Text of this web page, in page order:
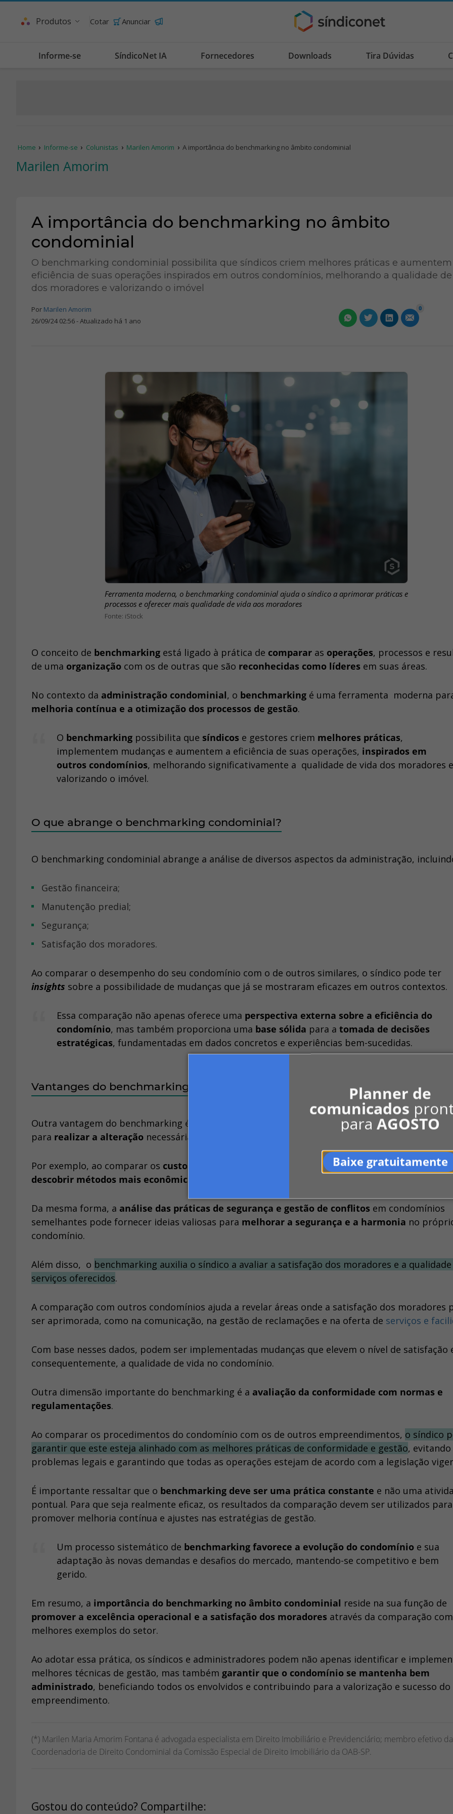
Planner de
comunicados
paraAGOSTO
Baixe gratuitamente
Produtos Cotar Anunciar
Informe-se SíndicoNet IA Fornecedores Downloads Tira Dúvidas
Home Informe-se Colunistas Marilen Amorim A importância do benchmarking no âmbito condominial
Marilen Amorim
A importância do benchmarking no âmbito
condominial
O benchmarking condominial possibilita que síndicos criem melhores práticas e aumentem
eficiência de suas operações inspirados em outros condomínios, melhorando a qualidade
dos moradores e valorizando o imóvel
Por Marilen Amorim
26/09/24 02:56 - Atualizado há 1 ano
0
Ferramenta moderna, o benchmarking condominial ajuda o síndico a aprimorar práticas e
processos e oferecer mais qualidade de vida aos moradores
iStock
O conceito de benchmarking está ligado à prática de comparar as operações, processos e
de uma organização com os de outras que são reconhecidas como líderes em suas áreas.
No contexto da administração condominial, o benchmarking é uma ferramenta moderna
melhoria contínua e a otimização dos processos de gestão.
O benchmarking possibilita que síndicos e gestores criem melhores práticas,
implementem mudanças e aumentem a eficiência de suas operações, inspirados em
outros condomínios, melhorando significativamente a qualidade de vida dos moradores e
valorizando o imóvel.
O que abrange o benchmarking condominial?
O benchmarking condominial abrange a análise de diversos aspectos da administração,
gestão financeira;
manutenção predial;
segurança;
satisfação dos moradores.
Ao comparar o desempenho do seu condomínio com o de outros similares, o síndico pode ter
insights sobre a possibilidade de mudanças que já se mostraram eficazes em outros contextos.
Essa comparação não apenas oferece uma perspectiva externa sobre a eficiência do
condomínio, mas também proporciona uma base sólida para a tomada de decisões
estratégicas, fundamentadas em dados concretos e experiências bem-sucedidas.
Vantanges do benchmarking condominial
Outra vantagem do benchmarking é a possibilidade de identificar e visualizar as técnicas
para realizar a alteração necessária com a
Por exemplo, ao comparar os custos de manutenção
com os de outros condomínios, um
descobrir métodos mais econômicos e seguros
Da mesma forma, a análise das práticas de segurança e gestão de conflitos em condomínios
semelhantes pode fornecer ideias valiosas para melhorar a segurança e a harmonia no
condomínio.
Além disso, o benchmarking auxilia o síndico a avaliar a satisfação dos moradores e a
serviços oferecidos.
A comparação com outros condomínios ajuda a revelar áreas onde a satisfação dos moradores
ser aprimorada, como na comunicação, na gestão de reclamações e na oferta de serviços e
Com base nesses dados, podem ser implementadas mudanças que elevem o nível de satisfação
consequentemente, a qualidade de vida no condomínio.
Outra dimensão importante do benchmarking é a avaliação da conformidade com normas e
regulamentações.
Ao comparar os procedimentos do condomínio com os de outros empreendimentos, o síndico
garantir que este esteja alinhado com as melhores práticas de conformidade e gestão, evitando
problemas legais e garantindo que todas as operações estejam de acordo com a legislação
É importante ressaltar que o benchmarking deve ser uma prática constante e não uma
pontual. Para que seja realmente eficaz, os resultados da comparação devem ser utilizados para
promover melhoria contínua e ajustes nas estratégias de gestão.
Um processo sistemático de benchmarking favorece a evolução do condomínio e sua
adaptação às novas demandas e desafios do mercado, mantendo-se competitivo e bem
gerido.
Em resumo, a importância do benchmarking no âmbito condominial reside na sua função de
promover a excelência operacional e a satisfação dos moradores através da comparação
melhores exemplos do setor.
Ao adotar essa prática, os síndicos e administradores podem não apenas identificar e
melhores técnicas de gestão, mas também garantir que o condomínio se mantenha bem
administrado, beneficiando todos os envolvidos e contribuindo para a valorização e sucesso do
empreendimento.
(*) Marilen Maria Amorim Fontana é advogada especialista em Direito Imobiliário e Previdenciário; membro efetivo da
Coordenadoria de Direito Condominial da Comissão Especial de Direito Imobiliário da OAB-SP.
Gostou do conteúdo? Compartilhe: